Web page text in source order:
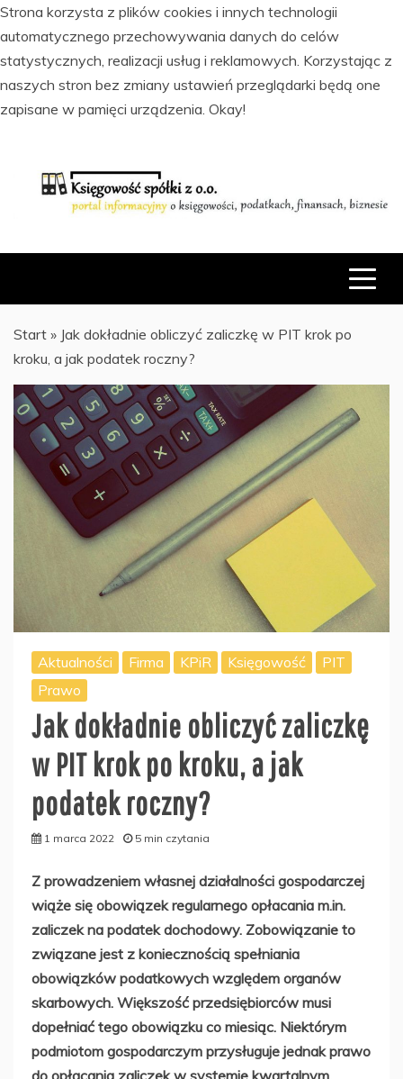
Strona korzysta z plików cookies i innych technologii
automatycznego przechowywania danych do celów
statystycznych, realizacji usług i reklamowych. Korzystając z
naszych stron bez zmiany ustawień przeglądarki będą one
zapisane w pamięci urządzenia. Okay!
FINANSACH I BIZNESIE
Start » Jak dokładnie obliczyć zaliczkę w PIT krok po
kroku, a jak podatek roczny?
Aktualności Firma KPiR Księgowość
PIT
Prawo
Jak dokładnie obliczyć zaliczkę
w PIT krok po kroku, a jak
podatek roczny?
1 marca 2022 5 min czytania
Z prowadzeniem własnej działalności gospodarczej
wiąże się obowiązek regularnego opłacania m.in.
zaliczek na podatek dochodowy. Zobowiązanie to
związane jest z koniecznością spełniania
obowiązków podatkowych względem organów
skarbowych. Większość przedsiębiorców musi
dopełniać tego obowiązku co miesiąc. Niektórym
podmiotom gospodarczym przysługuje jednak prawo
do opłacania zaliczek w systemie kwartalnym.